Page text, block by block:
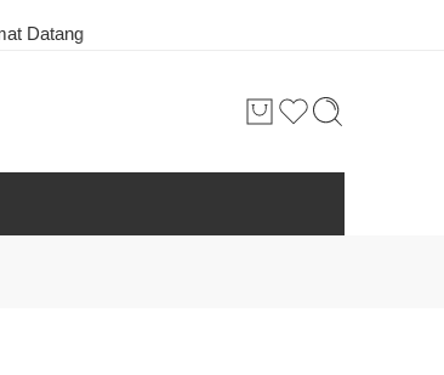
Toko Bunga & Karangan Bunga Terbaik di Kota